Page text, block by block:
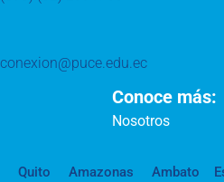
conexion@puce.edu.ec
Conoce más:
Nosotros
Quito Amazonas Ambato